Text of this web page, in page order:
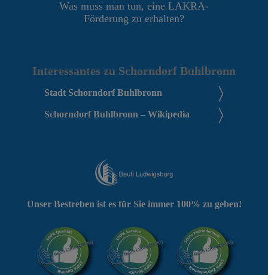
Was muss man tun, eine LAKRA-
Förderung zu erhalten?
Interessantes zu Schorndorf Buhlbronn
Stadt Schorndorf Buhlbronn
Schorndorf Buhlbronn – Wikipedia
Unser Bestreben ist es für Sie immer 100% zu geben!